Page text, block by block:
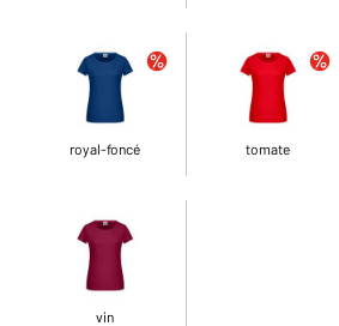
royal-foncé tomate
vin